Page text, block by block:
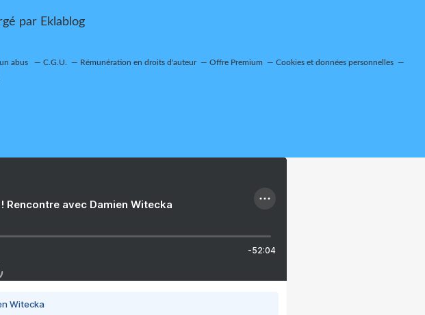
par Eklablog
abus C.G.U. Rémunération en droits d'auteur Offre Premium Cookies et données personnelles
Rencontre avec Damien Witecka
-52:04
Witecka